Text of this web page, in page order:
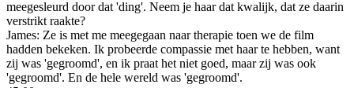
meegesleurd door dat 'ding'. Neem je haar dat kwalijk, dat ze daarin
verstrikt raakte?
James: Ze is met me meegegaan naar therapie toen we de film
hadden bekeken. Ik probeerde compassie met haar te hebben, want
zij was 'gegroomd', en ik praat het niet goed, maar zij was ook
'gegroomd'. En de hele wereld was 'gegroomd'.